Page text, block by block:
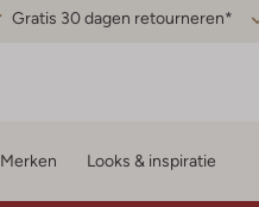
Gratis 30 dagen retourneren*
Merken Looks & inspiratie